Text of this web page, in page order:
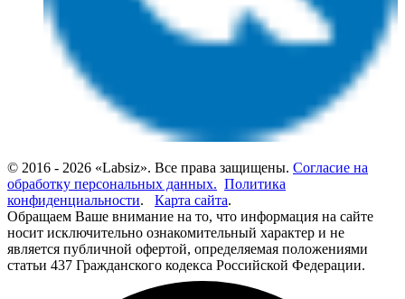
© 2016 - 2026 «Labsiz». Все права защищены. Согласие на
обработку персональных данных. Политика
конфиденциальности. Карта сайта.
Обращаем Ваше внимание на то, что информация на сайте
носит исключительно ознакомительный характер и не
является публичной офертой, определяемая положениями
статьи 437 Гражданского кодекса Российской Федерации.